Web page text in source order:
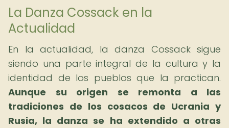
La Danza Cossack en la
Actualidad
En la actualidad, la danza Cossack sigue
siendo una parte integral de la cultura y la
identidad de los pueblos que la practican.
Aunque su origen se remonta a las
tradiciones de los cosacos de Ucrania y
Rusia, la danza se ha extendido a otras